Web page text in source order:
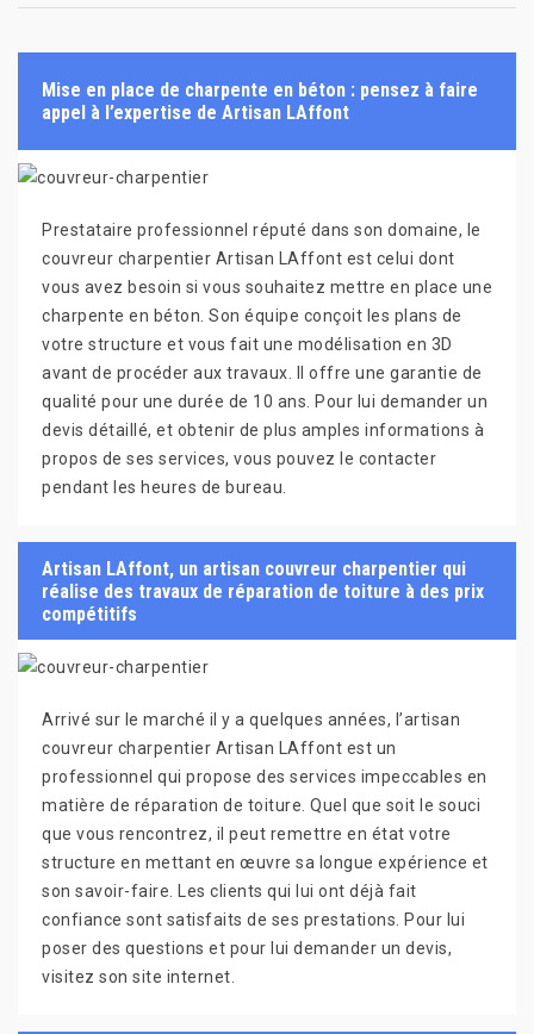
Mise en place de charpente en béton : pensez à faire
appel à l’expertise de Artisan LAffont
Prestataire professionnel réputé dans son domaine, le
couvreur charpentier Artisan LAffont est celui dont
vous avez besoin si vous souhaitez mettre en place une
charpente en béton. Son équipe conçoit les plans de
votre structure et vous fait une modélisation en 3D
avant de procéder aux travaux. Il offre une garantie de
qualité pour une durée de 10 ans. Pour lui demander un
devis détaillé, et obtenir de plus amples informations à
propos de ses services, vous pouvez le contacter
pendant les heures de bureau.
Artisan LAffont, un artisan couvreur charpentier qui
réalise des travaux de réparation de toiture à des prix
compétitifs
Arrivé sur le marché il y a quelques années, l’artisan
couvreur charpentier Artisan LAffont est un
professionnel qui propose des services impeccables en
matière de réparation de toiture. Quel que soit le souci
que vous rencontrez, il peut remettre en état votre
structure en mettant en œuvre sa longue expérience et
son savoir-faire. Les clients qui lui ont déjà fait
confiance sont satisfaits de ses prestations. Pour lui
poser des questions et pour lui demander un devis,
visitez son site internet.